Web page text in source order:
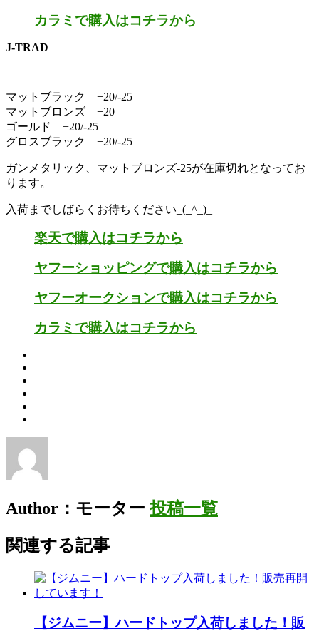
カラミで購入はコチラから
J-TRAD
マットブラック +20/-25
マットブロンズ +20
ゴールド +20/-25
グロスブラック +20/-25
ガンメタリック、マットブロンズ-25が在庫切れとなってお
ります。
入荷までしばらくお待ちください_(_^_)_
楽天で購入はコチラから
ヤフーショッピングで購入はコチラから
ヤフーオークションで購入はコチラから
カラミで購入はコチラから
Author：モーター投稿一覧
関連する記事
【ジムニー】ハードトップ入荷しました！販